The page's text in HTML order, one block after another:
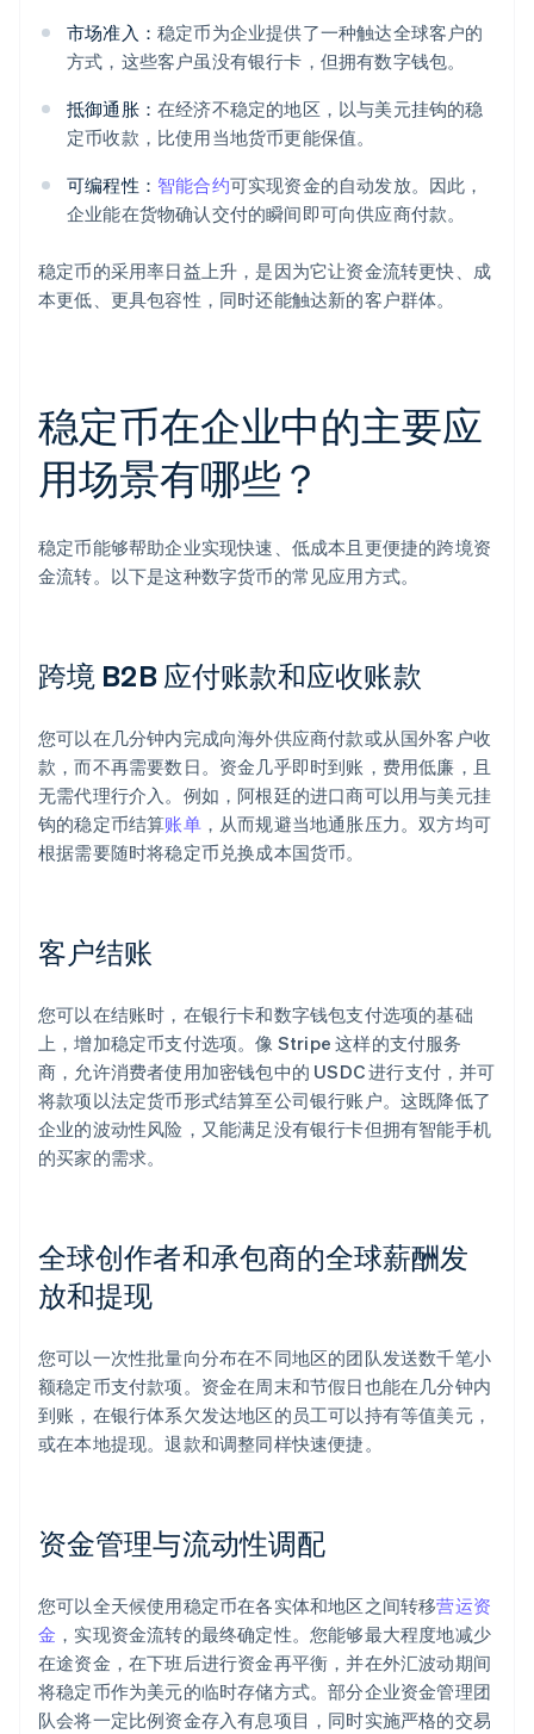
市场准入： 稳定币为企业提供了一种触达全球客户的
方式，这些客户虽没有银行卡，但拥有数字钱包。
抵御通胀： 在经济不稳定的地区，以与美元挂钩的稳
定币收款，比使用当地货币更能保值。
可编程性： 智能合约可实现资金的自动发放。因此，
企业能在货物确认交付的瞬间即可向供应商付款。
稳定币的采用率日益上升，是因为它让资金流转更快、成
本更低、更具包容性，同时还能触达新的客户群体。
稳定币在企业中的主要应
用场景有哪些？
稳定币能够帮助企业实现快速、低成本且更便捷的跨境资
金流转。以下是这种数字货币的常见应用方式。
跨境 B2B 应付账款和应收账款
您可以在几分钟内完成向海外供应商付款或从国外客户收
款，而不再需要数日。资金几乎即时到账，费用低廉，且
无需代理行介入。例如，阿根廷的进口商可以用与美元挂
钩的稳定币结算账单，从而规避当地通胀压力。双方均可
根据需要随时将稳定币兑换成本国货币。
客户结账
您可以在结账时，在银行卡和数字钱包支付选项的基础
上，增加稳定币支付选项。像 Stripe 这样的支付服务
商，允许消费者使用加密钱包中的 USDC 进行支付，并可
将款项以法定货币形式结算至公司银行账户。这既降低了
企业的波动性风险，又能满足没有银行卡但拥有智能手机
的买家的需求。
全球创作者和承包商的全球薪酬发
放和提现
您可以一次性批量向分布在不同地区的团队发送数千笔小
额稳定币支付款项。资金在周末和节假日也能在几分钟内
到账，在银行体系欠发达地区的员工可以持有等值美元，
或在本地提现。退款和调整同样快速便捷。
资金管理与流动性调配
您可以全天候使用稳定币在各实体和地区之间转移营运资
金 ，实现资金流转的最终确定性。您能够最大程度地减少
在途资金，在下班后进行资金再平衡，并在外汇波动期间
将稳定币作为美元的临时存储方式。部分企业资金管理团
队会将一定比例资金存入有息项目，同时实施严格的交易